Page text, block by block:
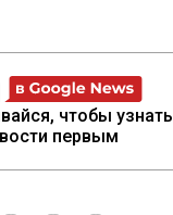
чтобы узнать
первым